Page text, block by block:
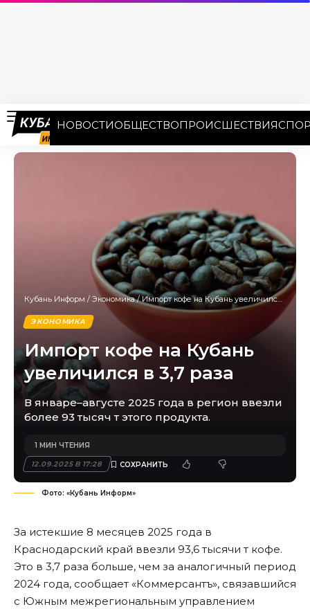
НОВОСТИОБЩЕСТВОПРОИСШЕСТВИЯ
Кубань Информ / Экономика/Импорт кофе на Кубань увеличился в 3,7 раза
ЭКОНОМИКА
Импорт кофе на Кубань
увеличился в 3,7 раза
В январе–августе 2025 года в регион ввезли
более 93 тысяч т этого продукта.
12.09.2025 В 17:28
1 МИН ЧТЕНИЯ
Фото: «Кубань Информ»
За истекшие 8 месяцев 2025 года в
Краснодарский край ввезли 93,6 тысячи т кофе.
Это в 3,7 раза больше, чем за аналогичный период
2024 года, сообщает «Коммерсантъ», связавшийся
с Южным межрегиональным управлением